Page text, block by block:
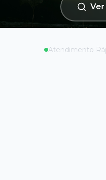
Atendimento